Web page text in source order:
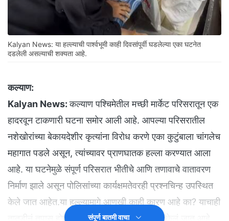
Kalyan News: या हल्ल्याची पार्श्वभूमी काही दिवसांपूर्वी घडलेल्या एका घटनेत
दडलेली असल्याची शक्यता आहे.
कल्याण:
Kalyan News:कल्याण पश्चिमेतील मच्छी मार्केट परिसरातून एक
हादरवून टाकणारी घटना समोर आली आहे. आपल्या परिसरातील
नशेखोरांच्या बेकायदेशीर कृत्यांना विरोध करणे एका कुटुंबाला चांगलेच
महागात पडले असून, त्यांच्यावर प्राणघातक हल्ला करण्यात आला
आहे. या घटनेमुळे संपूर्ण परिसरात भीतीचे आणि तणावाचे वातावरण
निर्माण झाले असून पोलिसांच्या कार्यक्षमतेवरही प्रश्नचिन्ह उपस्थित
केले जात आहेत.या हल्ल्यामागे आणखी काही कारण आहे का? याचाही
तातडीनं तपास होणे आवश्यक असल्याचं मत व्यक्त केलं जात आहे.
संपूर्ण बातमी वाचा